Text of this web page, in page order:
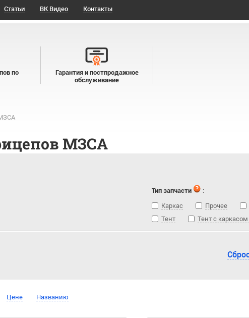
Статьи ВК Видео Контакты
по
Гарантия и постпродажное
обслуживание
МЗСА
Тип запчасти
:
Каркас
Прочее
Тент
Тент с
Цене Названию